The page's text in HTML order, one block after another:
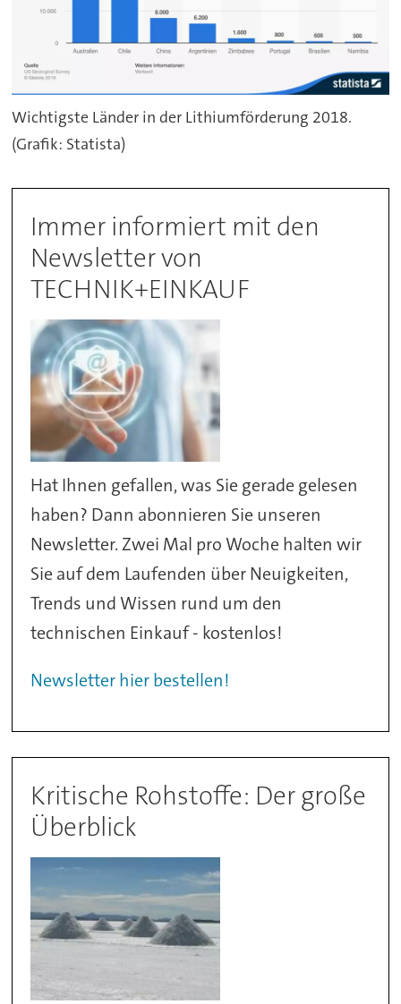
Wichtigste Länder in der Lithiumförderung 2018.
(Grafik: Statista)
Immer informiert mit den
Newsletter von
TECHNIK+EINKAUF
Hat Ihnen gefallen, was Sie gerade gelesen
haben? Dann abonnieren Sie unseren
Newsletter. Zwei Mal pro Woche halten wir
Sie auf dem Laufenden über Neuigkeiten,
Trends und Wissen rund um den
technischen Einkauf - kostenlos!
Newsletter hier bestellen!
Kritische Rohstoffe: Der große
Überblick